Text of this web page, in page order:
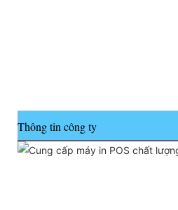
Thông tin công ty